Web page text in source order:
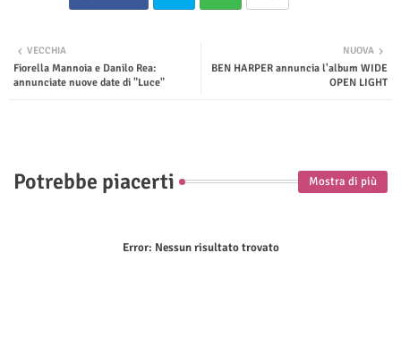
tsap
NUOVA
BEN HARPER annuncia l'album WIDE
OPEN LIGHT
VECCHIA
Fiorella Mannoia e Danilo Rea:
annunciate nuove date di "Luce"
Potrebbe piacerti Mostra di più
Error: Nessun risultato trovato